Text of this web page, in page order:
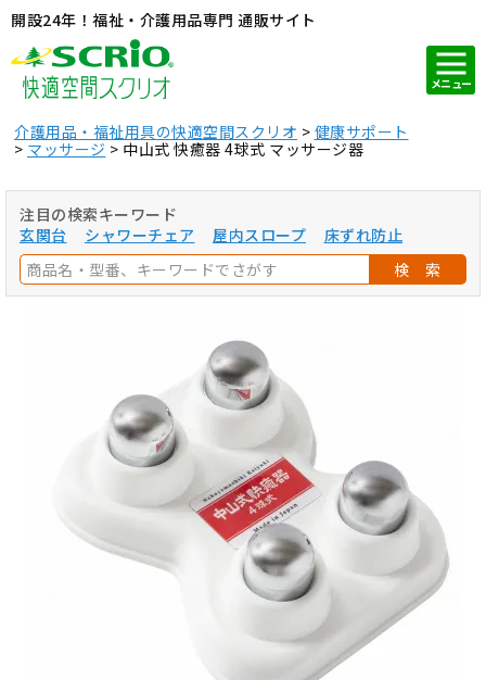
開設24年！福祉・介護用品専門 通販サイト
メニュー
介護用品・福祉用具の快適空間スクリオ
健康サポート
マッサージ
中山式 快癒器 4球式 マッサージ器
注目の検索キーワード
玄関台
シャワーチェア 屋内スロープ
床ずれ防止
検 索